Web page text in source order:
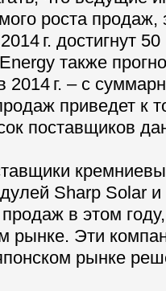
роста продаж,
г. достигнут 50
также
г. – с
приведет к
поставщиков
Sharp Solar
в этом
рынке. Эти
рынке